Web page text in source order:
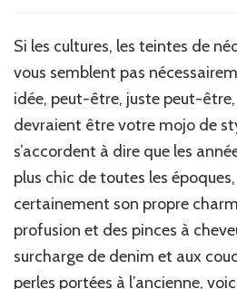
années
90
à
travers
son
style
vestimentaire
Si les cultures, les teintes de
vous semblent pas
idée, peut-être, juste peut-
devraient être votre mojo de
s’accordent à dire que les
plus chic de toutes les
certainement son propre
profusion et des pinces à
surcharge de denim et aux
perles portées à l’ancienne,